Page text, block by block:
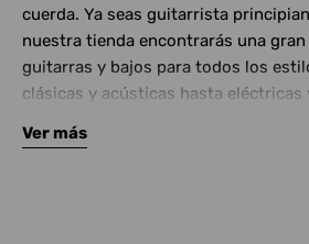
cuerda. Ya seas guitarrista
nuestra tienda encontrarás una gran
guitarras y bajos para todos los
clásicas y acústicas hasta eléctricas
Complementa tu instrumento con
Ver más